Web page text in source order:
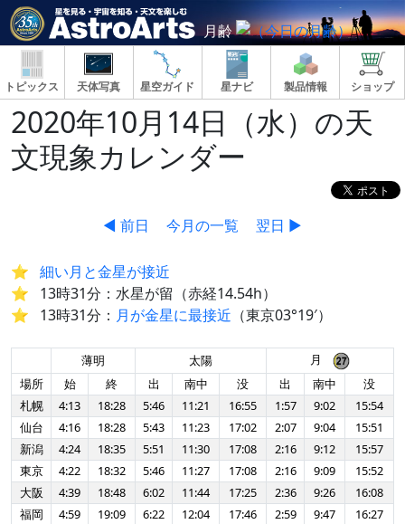
月齢
トピックス 天体写真 星空ガイド 星ナビ 製品情報 ショップ
2020年10月14日（水）の天
文現象カレンダー
◀ 前日 今月の一覧 翌日 ▶
細い月と金星が接近
13時31分：水星が留（赤経14.54h）
13時31分： 月が金星に最接近 （東京03°19′）
薄明 太陽
月
場所
始 終 出 南中 没 出 南中
没
札幌
4:13 18:28 5:46 11:21 16:55 1:57 9:02
15:54
仙台
4:16 18:28 5:43 11:23 17:02 2:07 9:04
15:51
新潟
4:24 18:35 5:51 11:30 17:08 2:16 9:12
15:57
東京
4:22 18:32 5:46 11:27 17:08 2:16 9:09
15:52
大阪
4:39 18:48 6:02 11:44 17:25 2:36 9:26
16:08
福岡
4:59 19:09 6:22 12:04 17:46 2:59 9:47
16:27